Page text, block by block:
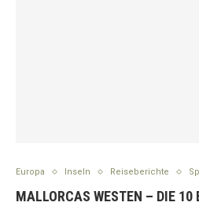
Europa Inseln Reiseberichte
MALLORCAS WESTEN – DIE 10